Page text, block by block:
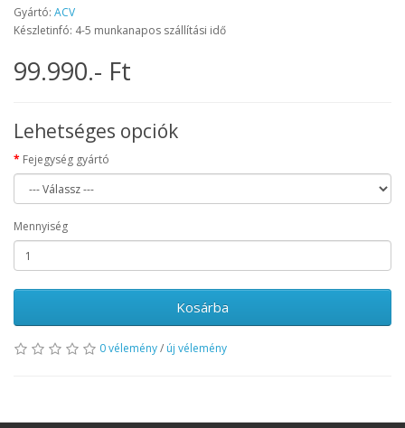
Gyártó: ACV
Készletinfó: 4-5 munkanapos szállítási idő
99.990.- Ft
Lehetséges opciók
Fejegység gyártó
Mennyiség
Kosárba
0 vélemény/ új vélemény